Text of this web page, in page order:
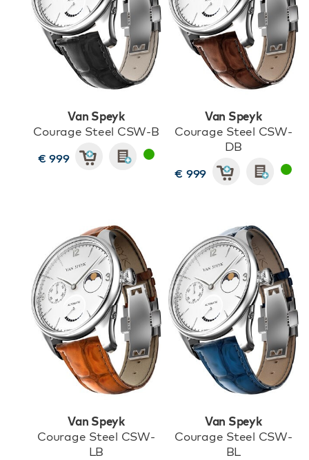
Van Speyk
Courage Steel CSW-B
€ 999
Van Speyk
Courage Steel CSW-
DB
€ 999
Van Speyk
Courage Steel CSW-
LB
Van Speyk
Courage Steel CSW-
BL